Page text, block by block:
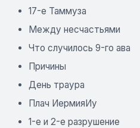
17-е Таммуза
Между несчастьями
Что случилось 9-го ава
Причины
День траура
Плач ИермияИу
1-е и 2-е разрушение